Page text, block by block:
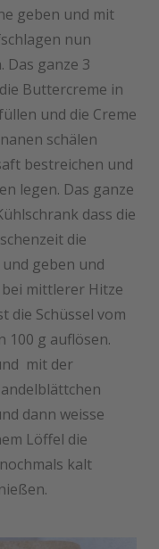
geben und mit
nun
Das ganze 3
Buttercreme in
und die Creme
schälen
bestreichen und
legen. Das ganze
dass die
die
geben und
mittlerer Hitze
die Schüssel vom
100 g auflösen.
mit der
dann weisse
Löffel die
kalt